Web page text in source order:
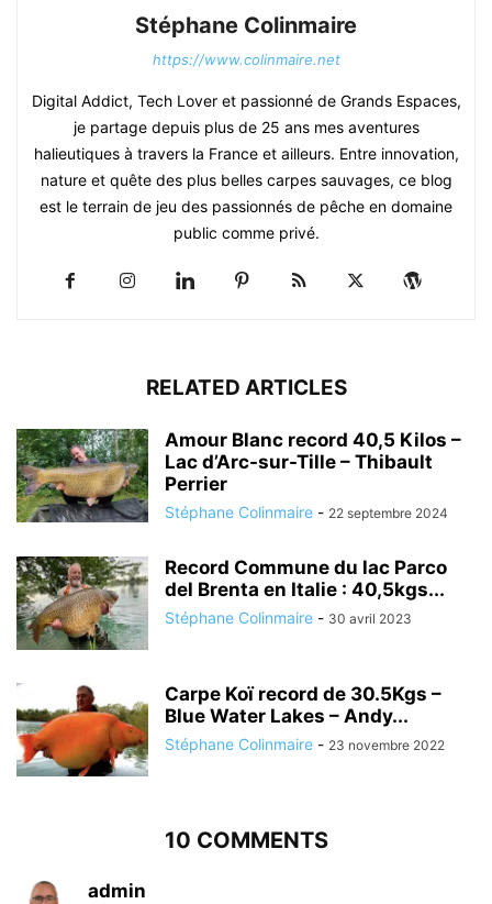
Stéphane Colinmaire
https://www.colinmaire.net
Digital Addict, Tech Lover et passionné de Grands Espaces,
je partage depuis plus de 25 ans mes aventures
halieutiques à travers la France et ailleurs. Entre innovation,
nature et quête des plus belles carpes sauvages, ce blog
est le terrain de jeu des passionnés de pêche en domaine
public comme privé.
RELATED ARTICLES
Amour Blanc record 40,5 Kilos –
Lac d’Arc-sur-Tille – Thibault
Perrier
Stéphane Colinmaire - 22 septembre 2024
Record Commune du lac Parco
del Brenta en Italie : 40,5kgs...
Stéphane Colinmaire - 30 avril 2023
Carpe Koï record de 30.5Kgs –
Blue Water Lakes – Andy...
Stéphane Colinmaire - 23 novembre 2022
10 COMMENTS
admin